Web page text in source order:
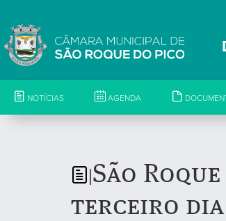
NOTÍCIAS AGENDA
São
terceiro dia